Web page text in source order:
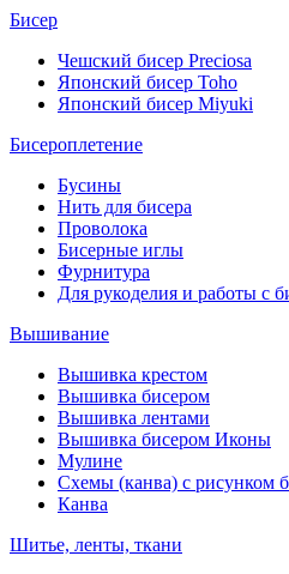
Бисер
Чешский бисер Preciosa
Японский бисер Toho
Японский бисер Miyuki
Бисероплетение
Бусины
Нить для бисера
Проволока
Бисерные иглы
Фурнитура
Для рукоделия и работы с
Вышивание
Вышивка крестом
Вышивка бисером
Вышивка лентами
Вышивка бисером Иконы
Мулине
Схемы (канва) с рисунком
Канва
Шитье, ленты, ткани